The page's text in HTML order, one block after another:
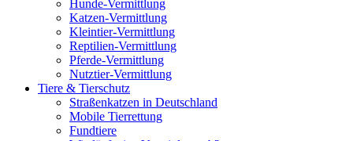
Hunde-Vermittlung
Katzen-Vermittlung
Kleintier-Vermittlung
Reptilien-Vermittlung
Pferde-Vermittlung
Nutztier-Vermittlung
Tiere & Tierschutz
Straßenkatzen in Deutschland
Mobile Tierrettung
Fundtiere